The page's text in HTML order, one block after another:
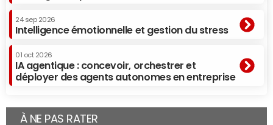
24 sep 2026
Intelligence émotionnelle et gestion du stress
01 oct 2026
IA agentique : concevoir, orchestrer et
déployer des agents autonomes en entreprise
À NE PAS RATER